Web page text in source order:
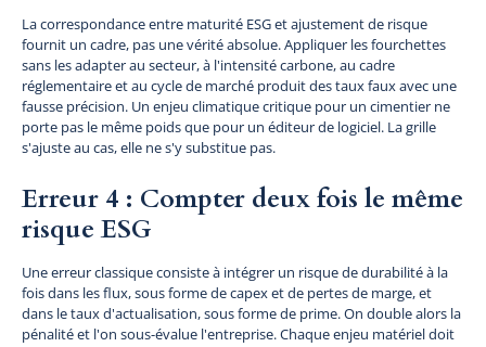
La correspondance entre maturité ESG et ajustement de risque
fournit un cadre, pas une vérité absolue. Appliquer les fourchettes
sans les adapter au secteur, à l'intensité carbone, au cadre
réglementaire et au cycle de marché produit des taux faux avec une
fausse précision. Un enjeu climatique critique pour un cimentier ne
porte pas le même poids que pour un éditeur de logiciel. La grille
s'ajuste au cas, elle ne s'y substitue pas.
Erreur 4 : Compter deux fois le même
risque ESG
Une erreur classique consiste à intégrer un risque de durabilité à la
fois dans les flux, sous forme de capex et de pertes de marge, et
dans le taux d'actualisation, sous forme de prime. On double alors la
pénalité et l'on sous-évalue l'entreprise. Chaque enjeu matériel doit